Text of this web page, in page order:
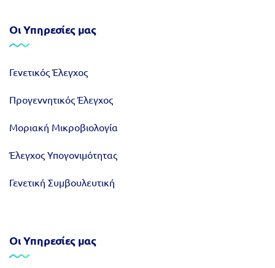
Οι Υπηρεσίες μας
Γενετικός Έλεγχος
Προγεννητικός Έλεγχος
Μοριακή Μικροβιολογία
Έλεγχος Υπογονιμότητας
Γενετική Συμβουλευτική
Οι Υπηρεσίες μας